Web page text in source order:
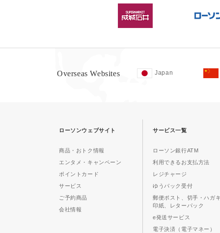
Overseas Websites Japan
ローソンウェブサイト
商品・おトク情報
エンタメ・キャンペーン
ポイントカード
サービス
ご予約商品
会社情報
サービス一覧
ローソン銀行ATM
利用できるお支払方法
レジチャージ
ゆうパック受付
郵便ポスト、切手・ハガ
印紙、レターパック
e発送サービス
電子決済（電子マネー）